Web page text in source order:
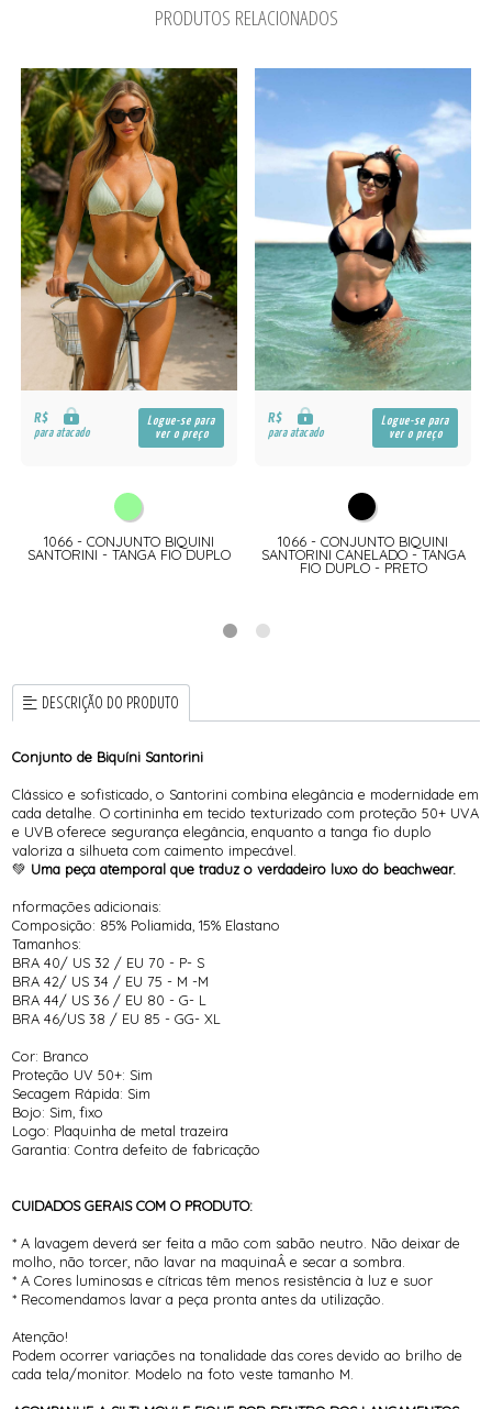
PRODUTOS RELACIONADOS
R$
para atacado
Logue-se para
ver o preço
1066 - CONJUNTO BIQUINI
SANTORINI - TANGA FIO DUPLO
R$
para atacado
Logue-se para
ver o preço
1066 - CONJUNTO BIQUINI
SANTORINI CANELADO - TANGA
FIO DUPLO - PRETO
DESCRIÇÃO DO PRODUTO
Conjunto de Biquíni Santorini
Clássico e sofisticado, o Santorini combina elegância e modernidade em
cada detalhe. O cortininha em tecido texturizado com proteção 50+ UVA
e UVB oferece segurança elegância, enquanto a tanga fio duplo
valoriza a silhueta com caimento impecável.
💚 Uma peça atemporal que traduz o verdadeiro luxo do beachwear.
nformações adicionais:
Composição: 85% Poliamida, 15% Elastano
Tamanhos:
BRA 40/ US 32 / EU 70 - P- S
BRA 42/ US 34 / EU 75 - M -M
BRA 44/ US 36 / EU 80 - G- L
BRA 46/US 38 / EU 85 - GG- XL
Cor: Branco
Proteção UV 50+: Sim
Secagem Rápida: Sim
Bojo: Sim, fixo
Logo: Plaquinha de metal trazeira
Garantia: Contra defeito de fabricação
CUIDADOS GERAIS COM O PRODUTO:
* A lavagem deverá ser feita a mão com sabão neutro. Não deixar de
molho, não torcer, não lavar na maquinaÂ e secar a sombra.
* A Cores luminosas e cítricas têm menos resistência à luz e suor
* Recomendamos lavar a peça pronta antes da utilização.
Atenção!
Podem ocorrer variações na tonalidade das cores devido ao brilho de
cada tela/monitor. Modelo na foto veste tamanho M.